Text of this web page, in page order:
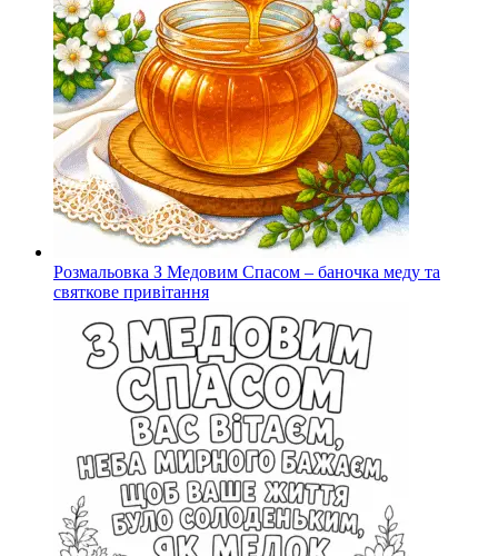
Розмальовка З Медовим Спасом – баночка меду та
святкове привітання